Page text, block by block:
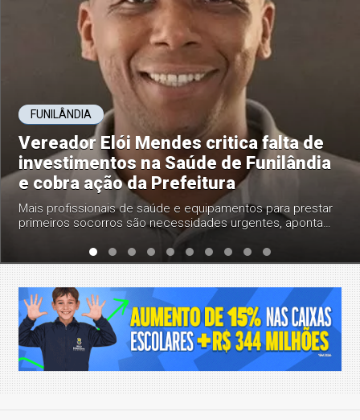
Morador denuncia suposto nepotismo
na Prefeitura de Funilândia e cobra
providências durante reunião da
Câmara
Cidadão afirmou que recorrerá ao Ministério Público caso
a situação não seja apurada; Presidência da Câmara e
Procuradoria do Município informaram que o caso será